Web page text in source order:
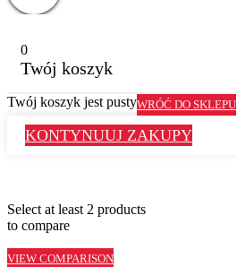
0
Twój koszyk
Twój koszyk jest pustyWRÓĆ DO SKLEPU
KONTYNUUJ ZAKUPY
Select at least 2 products
to compare
VIEW COMPARISON